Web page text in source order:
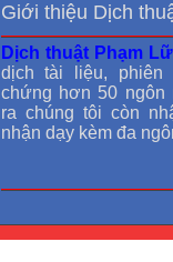
Giới thiệu Dịch
Dịch thuật Phạm
dịch tài liệu, phiên
chứng hơn 50 ngôn
ra chúng tôi còn
nhận dạy kèm đa